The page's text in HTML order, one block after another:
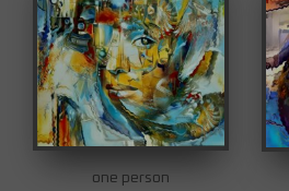
one person